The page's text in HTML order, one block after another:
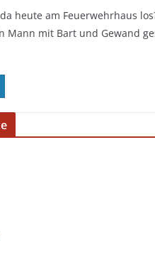
heute am Feuerwehrhaus
Mann mit Bart und Gewand